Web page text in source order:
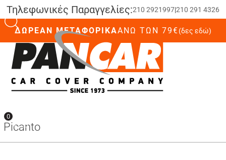
Τηλεφωνικές Παραγγελίες:210 2921997|210 291 4326
ΔΩΡΕΑΝ ΜΕΤΑΦΟΡΙΚΑΆΝΩ ΤΩΝ 79€(δες εδώ)
0
Picanto